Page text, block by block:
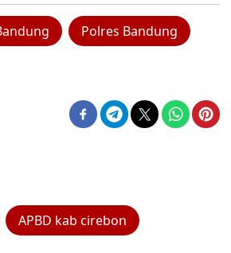
Polres Bandung
APBD kab cirebon